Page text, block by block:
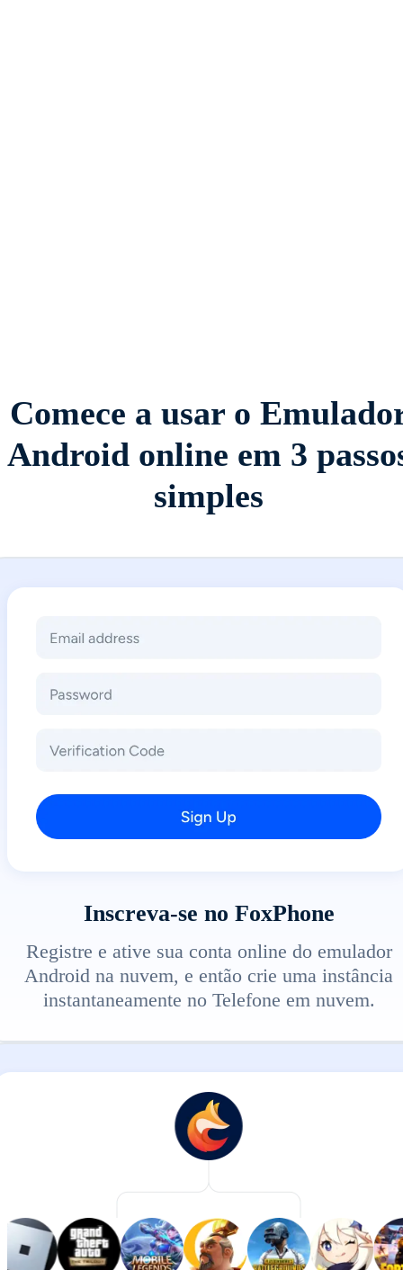
Comece a usar o
Android online em 3
simples
Inscreva-se no FoxPhone
Registre e ative sua conta online do emulador
Android na nuvem, e então crie uma instância
instantaneamente no Telefone em nuvem.